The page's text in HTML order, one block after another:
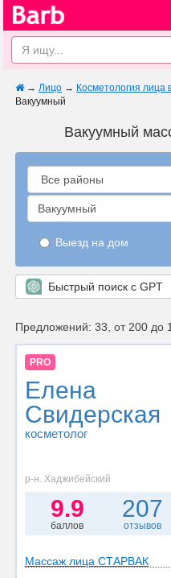
→ Лицо → Косметология лица
Вакуумный
Вакуумный
Вакуумный
Выезд на дом
Быстрый поиск с GPT
Предложений: 33, от 200 до
PRO
Елена
Свидерская
косметолог
р-н. Хаджибейский
9.9
баллов
207
отзывов
Массаж лица СТАРВАК